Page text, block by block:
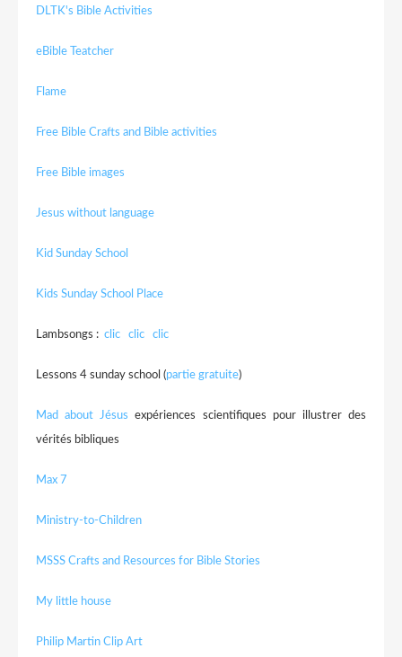
DLTK's Bible Activities
eBible Teatcher
Flame
Free Bible Crafts and Bible activities
Free Bible images
Jesus without language
Kid Sunday School
Kids Sunday School Place
Lambsongs : clic clic clic
Lessons 4 sunday school (partie gratuite)
Mad about Jésus expériences scientifiques pour illustrer des
vérités bibliques
Max 7
Ministry-to-Children
MSSS Crafts and Resources for Bible Stories
My little house
Philip Martin Clip Art